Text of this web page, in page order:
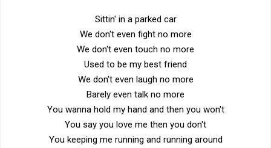
Sittin' in a parked car
We don't even fight no more
We don't even touch no more
Used to be my best friend
We don't even laugh no more
Barely even talk no more
You wanna hold my hand and then you won't
You say you love me then you don't
You keeping me running and running around